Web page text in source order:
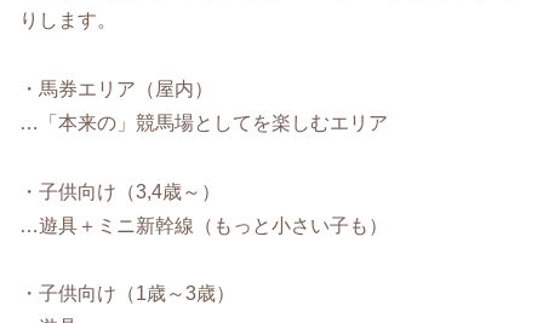
りします。
・馬券エリア（屋内）
…「本来の」競馬場としてを楽しむエリア
・子供向け（3,4歳～）
…遊具＋ミニ新幹線（もっと小さい子も）
・子供向け（1歳～3歳）